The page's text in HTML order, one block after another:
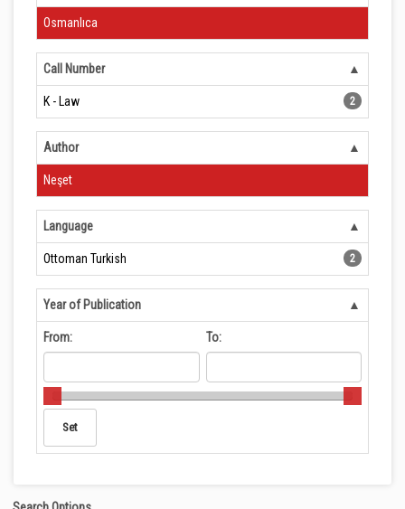
Osmanlıca
Call Number
K - Law 2
Author
Neşet
Language
Ottoman Turkish 2
Year of Publication
From: To: